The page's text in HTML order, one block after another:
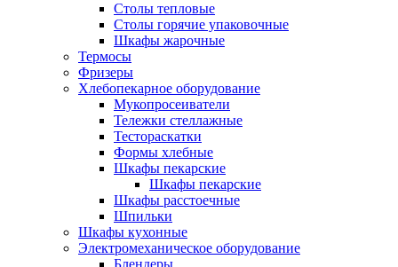
Столы тепловые
Столы горячие упаковочные
Шкафы жарочные
Термосы
Фризеры
Хлебопекарное оборудование
Мукопросеиватели
Тележки стеллажные
Тестораскатки
Формы хлебные
Шкафы пекарские
Шкафы пекарские
Шкафы расстоечные
Шпильки
Шкафы кухонные
Электромеханическое оборудование
Блендеры